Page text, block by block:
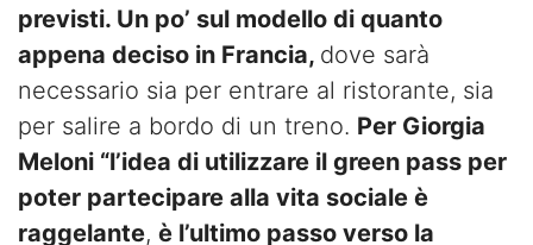
previsti. Un po’ sul modello di quanto
appena deciso in Francia, dove sarà
necessario sia per entrare al ristorante, sia
per salire a bordo di un treno. Per Giorgia
Meloni “l’idea di utilizzare il green pass per
poter partecipare alla vita sociale è
raggelante, è l’ultimo passo verso la